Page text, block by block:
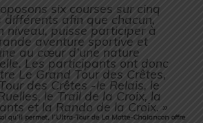
six courses sur cinq
différents afin que chacun,
niveau, puisse participer à
aventure sportive et
au cœur d’une nature
Les participants ont donc
Le Grand Tour des Crêtes,
des Crêtes -le Relais, le
le Trail de la Croix, la
et la Rando de la Croix. »
qu’il permet, l’Ultra-Tour de La Motte-Chalancon offre